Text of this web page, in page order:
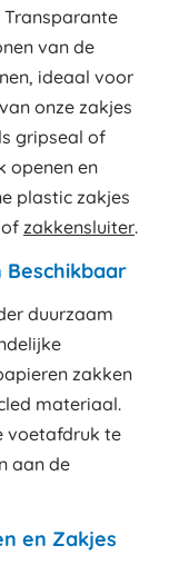
Transparante
van de
ideaal voor
onze zakjes
gripseal of
openen en
plastic zakjes
of zakkensluiter.
duurzaam
zakken
materiaal.
voetafdruk te
aan de
en Zakjes